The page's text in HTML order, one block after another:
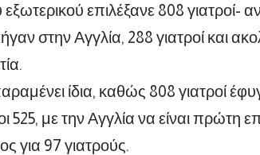
επιλέξανε 808 γιατροί-
στην Αγγλία, 288 γιατροί και
ίδια, καθώς 808 γιατροί
525, με την Αγγλία να είναι πρώτη
για 97 γιατρούς.